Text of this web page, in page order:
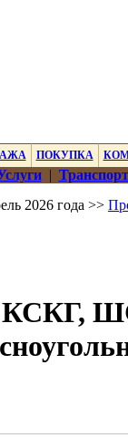
ПОКУПКА
|
2026 года >>